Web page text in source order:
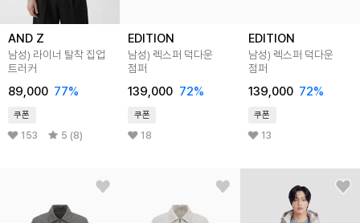
AND Z
남성) 라이너 탈착 집업
트러커
89,000 77%
쿠폰
153 5 (8)
EDITION
남성) 렉스퍼 덕다운
점퍼
139,000 72%
쿠폰
18
EDITION
남성) 렉스퍼 덕다운
점퍼
139,000 72%
쿠폰
13